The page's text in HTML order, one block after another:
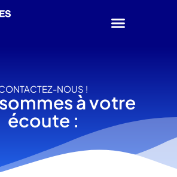
NOUS !
à votre
écoute :